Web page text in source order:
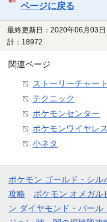
ページに戻る
最終更新日：2020年06月03
計：18972
関連ページ
ストーリーチャート
テクニック
ポケモンセンター
ポケモンワイヤレ
小ネタ
ポケモン ゴールド・シル
攻略
ポケモン オメガル
ン ダイヤモンド・パール